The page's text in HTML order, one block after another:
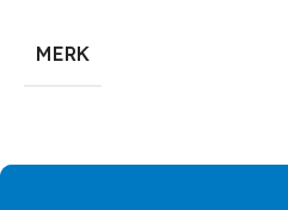
MERK